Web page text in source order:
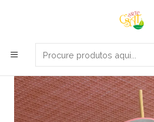
Portes grátis em